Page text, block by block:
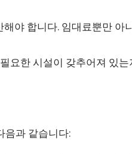
야 합니다. 임대료뿐만 아
요한 시설이 갖추어져 있
음과 같습니다: